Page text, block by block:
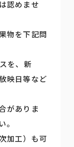
認めませ
物を下記問
を、新
映日等など
がありま
加工）も可